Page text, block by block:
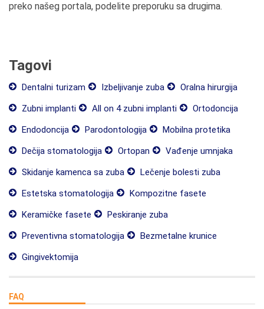
preko našeg portala, podelite preporuku sa drugima.
Tagovi
Dentalni turizam Izbeljivanje zuba
Oralna hirurgija
Zubni implanti
All on 4 zubni implanti
Ortodoncija
Endodoncija
Parodontologija
Mobilna protetika
Dečija stomatologija
Ortopan
Vađenje umnjaka
Skidanje kamenca sa zuba
Lečenje bolesti zuba
Estetska stomatologija
Kompozitne fasete
Keramičke fasete
Peskiranje zuba
Preventivna stomatologija
Bezmetalne krunice
Gingivektomija
FAQ